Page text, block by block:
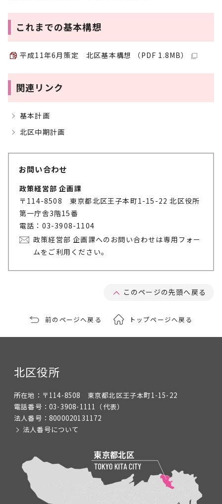
これまでの基本構想
平成11年6月策定 北区基本構想 （PDF 1.8MB）
関連リンク
基本計画
北区中期計画
お問い合わせ
政策経営部 企画課
〒114-8508 東京都北区王子本町1-15-22 北区役所
第一庁舎3階15番
電話：03-3908-1104
政策経営部 企画課へのお問い合わせは専用フォー
ムをご利用ください。
このページの先頭へ戻る
前のページへ戻る トップページへ戻る
北区役所
所在地： 〒114-8508 東京都北区王子本町1-15-22
電話番号： 03-3908-1111 （代表）
法人番号： 8000020131172
法人番号について